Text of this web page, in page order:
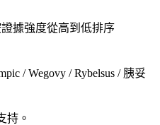
據強度從高到低排序
/ Wegovy / Rybelsus / 胰妥
持。